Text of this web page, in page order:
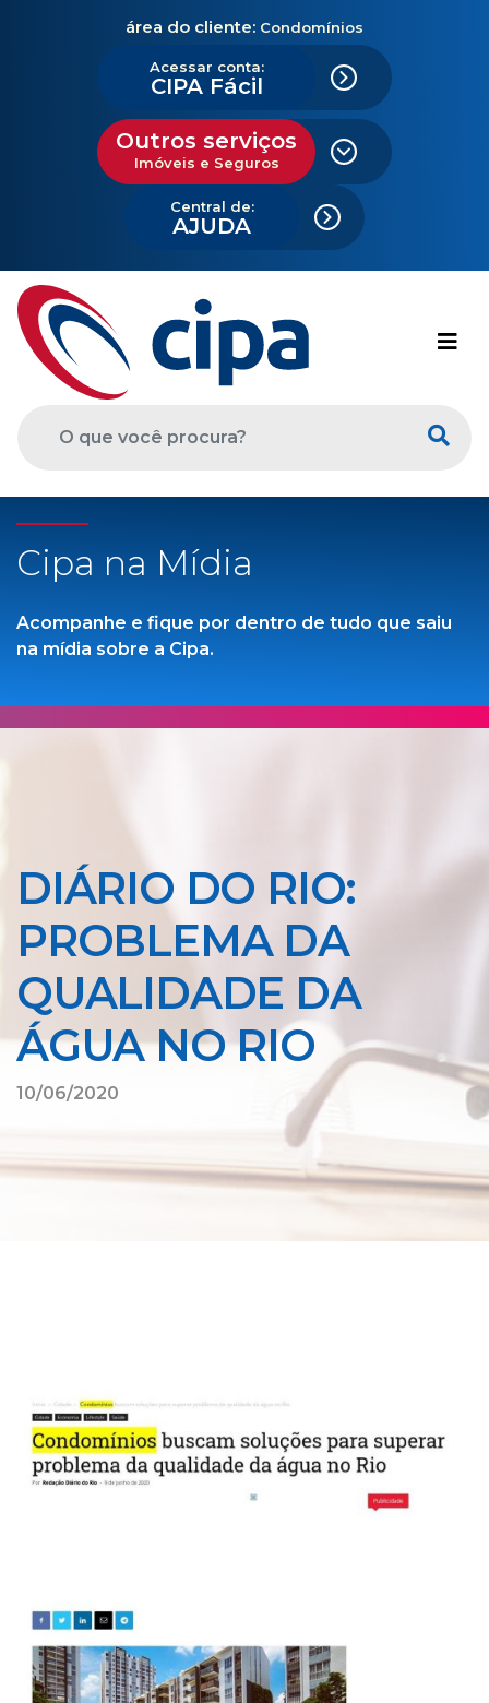
área do cliente: Condomínios
Acessar conta:
CIPA Fácil
Outros serviços
Imóveis e Seguros
Central de:
AJUDA
Cipa na Mídia
Acompanhe e fique por dentro de tudo que saiu
na mídia sobre a Cipa.
DIÁRIO DO RIO:
PROBLEMA DA
QUALIDADE DA
ÁGUA NO RIO
10/06/2020